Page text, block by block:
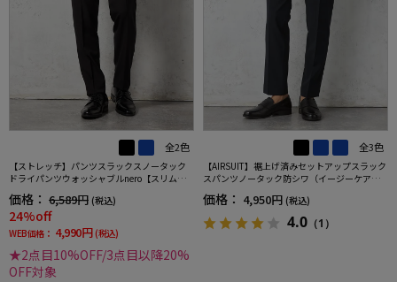
全2色
【ストレッチ】パンツスラックスノータック
ドライパンツウォッシャブルnero【スリムデ
価格： 6,589円 (税込)
24%off
WEB価格： 4,990円 (税込)
★2点目10%OFF/3点目以降20%
OFF対象
全3色
【AIRSUIT】裾上げ済みセットアップスラック
スパンツノータック防シワ（イージーケア）
価格： 4,950円 (税込)
4.0 （1）